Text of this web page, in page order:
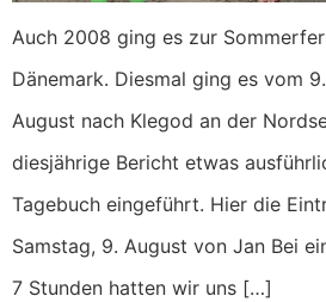
Auch 2008 ging es zur
Dänemark. Diesmal ging es vom
August nach Klegod an der
diesjährige Bericht etwas
Tagebuch eingeführt. Hier die
Samstag, 9. August von Jan Bei
7 Stunden hatten wir uns […]